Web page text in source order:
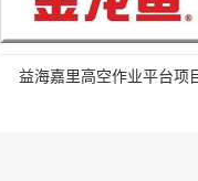
益海嘉里高空作业平台项目